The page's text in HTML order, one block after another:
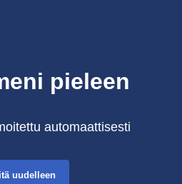
pieleen
automaattisesti
uudelleen